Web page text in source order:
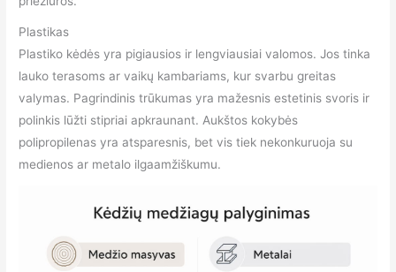
Plastikas
Plastiko kėdės yra pigiausios ir lengviausiai valomos. Jos tinka
lauko terasoms ar vaikų kambariams, kur svarbu greitas
valymas. Pagrindinis trūkumas yra mažesnis estetinis svoris ir
polinkis lūžti stipriai apkraunant. Aukštos kokybės
polipropilenas yra atsparesnis, bet vis tiek nekonkuruoja su
medienos ar metalo ilgaamžiškumu.